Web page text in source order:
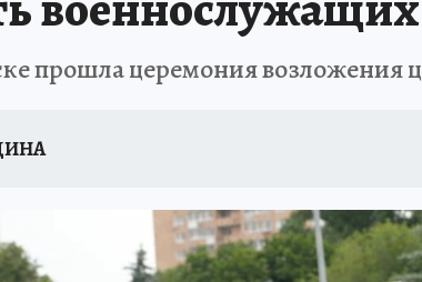
прошла церемония возложения